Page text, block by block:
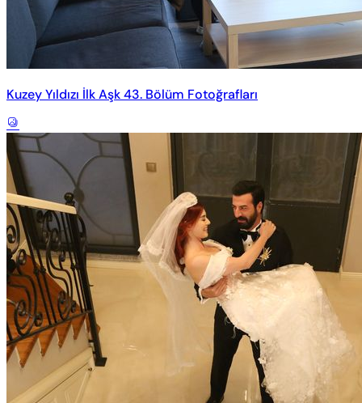
Kuzey Yıldızı İlk Aşk 43. Bölüm Fotoğrafları